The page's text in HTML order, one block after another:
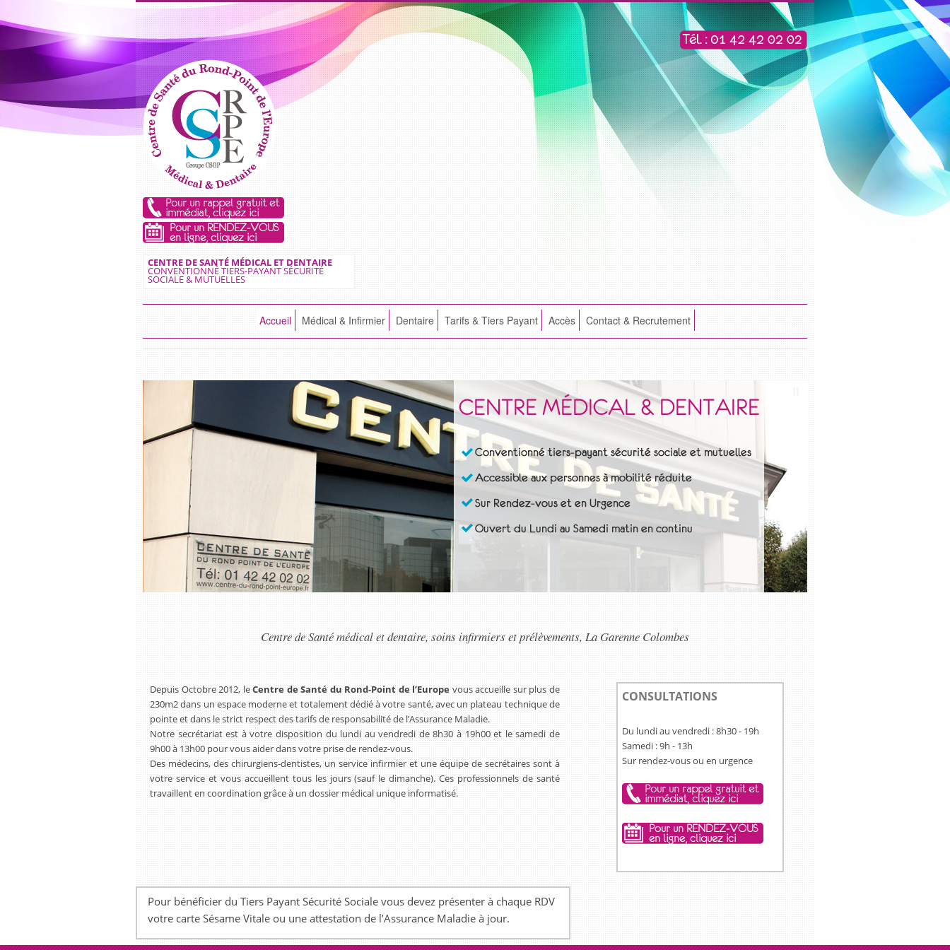
CENTRE DE SANTÉ MÉDICAL ET DENTAIRE
CONVENTIONNÉ TIERS-PAYANT SÉCURITÉ
SOCIALE & MUTUELLES
Accueil Médical & Infirmier Dentaire Tarifs & Tiers Payant Accès Contact & Recrutement
Centre de Santé médical et dentaire, soins infirmiers et prélèvements, La Garenne Colombes
Depuis Octobre 2012, leCentre de Santé du Rond-Point de l’Europevous accueille sur plus de
230m2 dans un espace moderne et totalement dédié à votre santé, avec un plateau technique de
pointe et dans le strict respect des tarifs de responsabilité de l’Assurance Maladie.
Notre secrétariat est à votre disposition du lundi au vendredi de 8h30 à 19h00 et le samedi de
9h00 à 13h00 pour vous aider dans votre prise de rendez-vous.
Des médecins, des chirurgiens-dentistes, un service infirmier et une équipe de secrétaires sont à
votre service et vous accueillent tous les jours (sauf le dimanche). Ces professionnels de santé
travaillent en coordination grâce à un dossier médical unique informatisé.
CONSULTATIONS
Du lundi au vendredi : 8h30 - 19h
Samedi : 9h - 13h
Sur rendez-vous ou en urgence
Pour bénéficier du Tiers Payant Sécurité Sociale vous devez présenter à chaque RDV
votre carte Sésame Vitale ou une attestation de l’Assurance Maladie à jour.